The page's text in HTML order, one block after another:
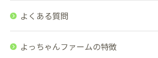
よくある質問
よっちゃんファームの特徴